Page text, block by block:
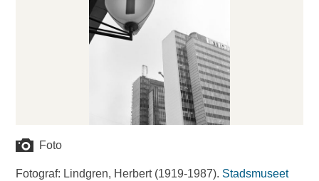
Foto
Fotograf: Lindgren, Herbert (1919-1987). Stadsmuseet